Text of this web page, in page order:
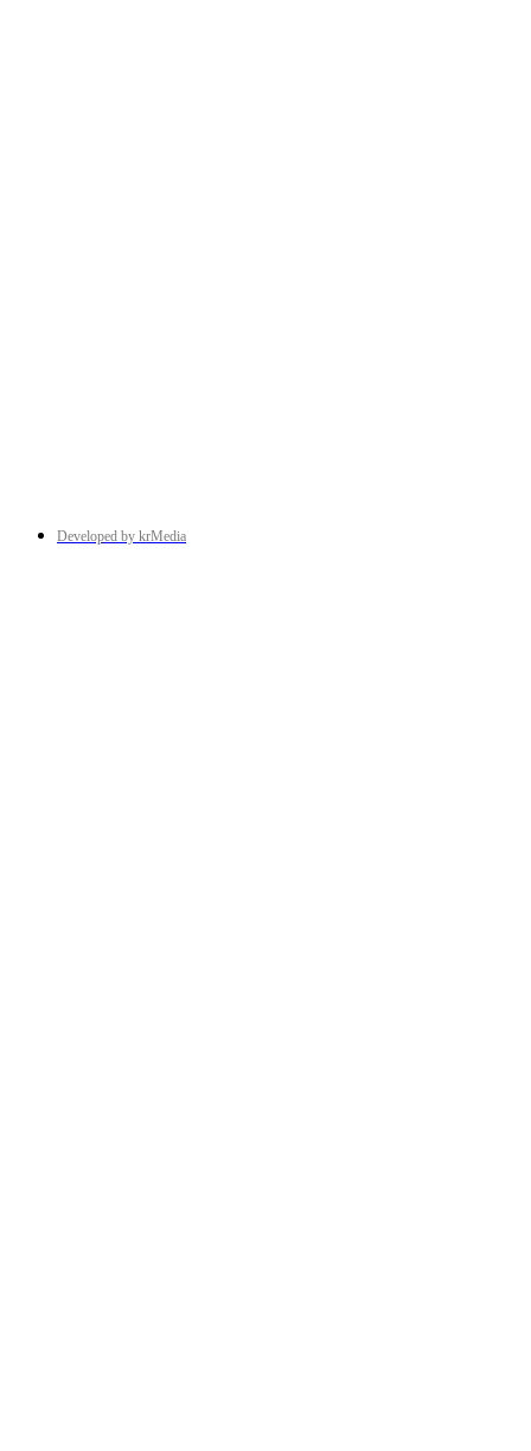
Developed by krMedia